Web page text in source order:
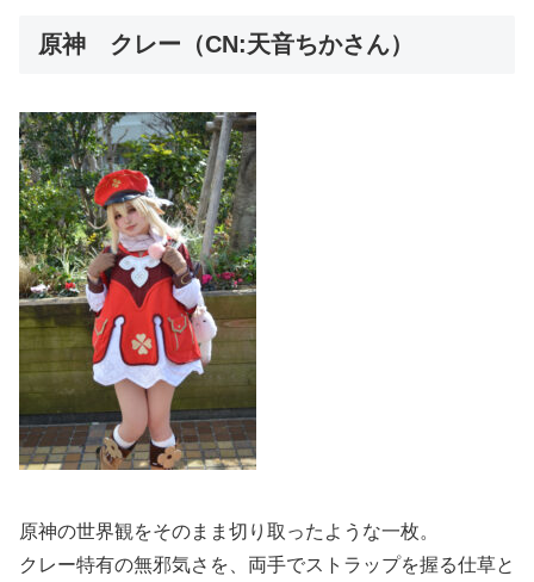
原神 クレー（CN:天音ちかさん）
原神の世界観をそのまま切り取ったような一枚。
クレー特有の無邪気さを、両手でストラップを握る仕草と